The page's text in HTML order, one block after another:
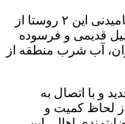
خطیبی در ادامه بیان نمود پیش از این آب آشامیدنی این ۲ روستا از
قدیمی و فرسوده
آب شرب منطقه از
و با اتصال به
لحاظ کمیت و